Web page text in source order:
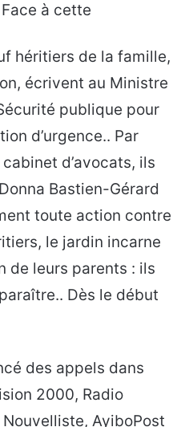
à cette
héritiers de la famille,
écrivent au Ministre
publique pour
d’urgence.. Par
d’avocats, ils
Bastien-Gérard
toute action contre
le jardin incarne
de leurs parents : ils
Dès le début
des appels dans
2000, Radio
AyiboPost